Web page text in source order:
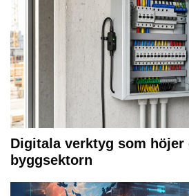
Digitala verktyg som höjer
byggsektorn